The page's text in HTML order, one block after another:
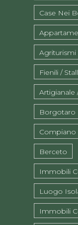
Case Nei
Agriturismi
Fienili /
Artigianale
Borgotaro
Compiano
Berceto
Immobili
Luogo
Immobili